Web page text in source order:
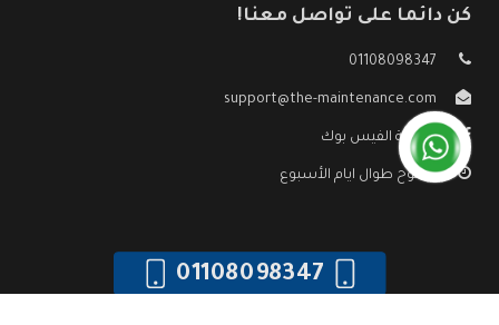
كن دائما على تواصل معنا!
01108098347
support@the-maintenance.com
صفحة الفيس بوك
مفتوح طوال ايام الأسبوع
01108098347